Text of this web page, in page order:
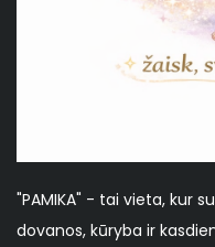
"PAMIKA" - tai vieta, kur
dovanos, kūryba ir